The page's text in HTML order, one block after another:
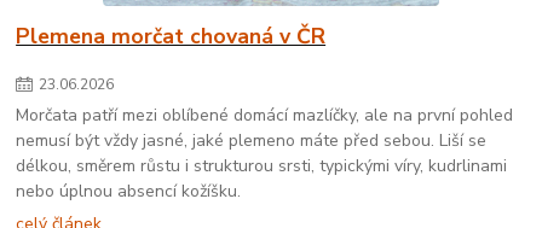
Plemena morčat chovaná v ČR
23.06.2026
Morčata patří mezi oblíbené domácí mazlíčky, ale na první pohled
nemusí být vždy jasné, jaké plemeno máte před sebou. Liší se
délkou, směrem růstu i strukturou srsti, typickými víry, kudrlinami
nebo úplnou absencí kožíšku.